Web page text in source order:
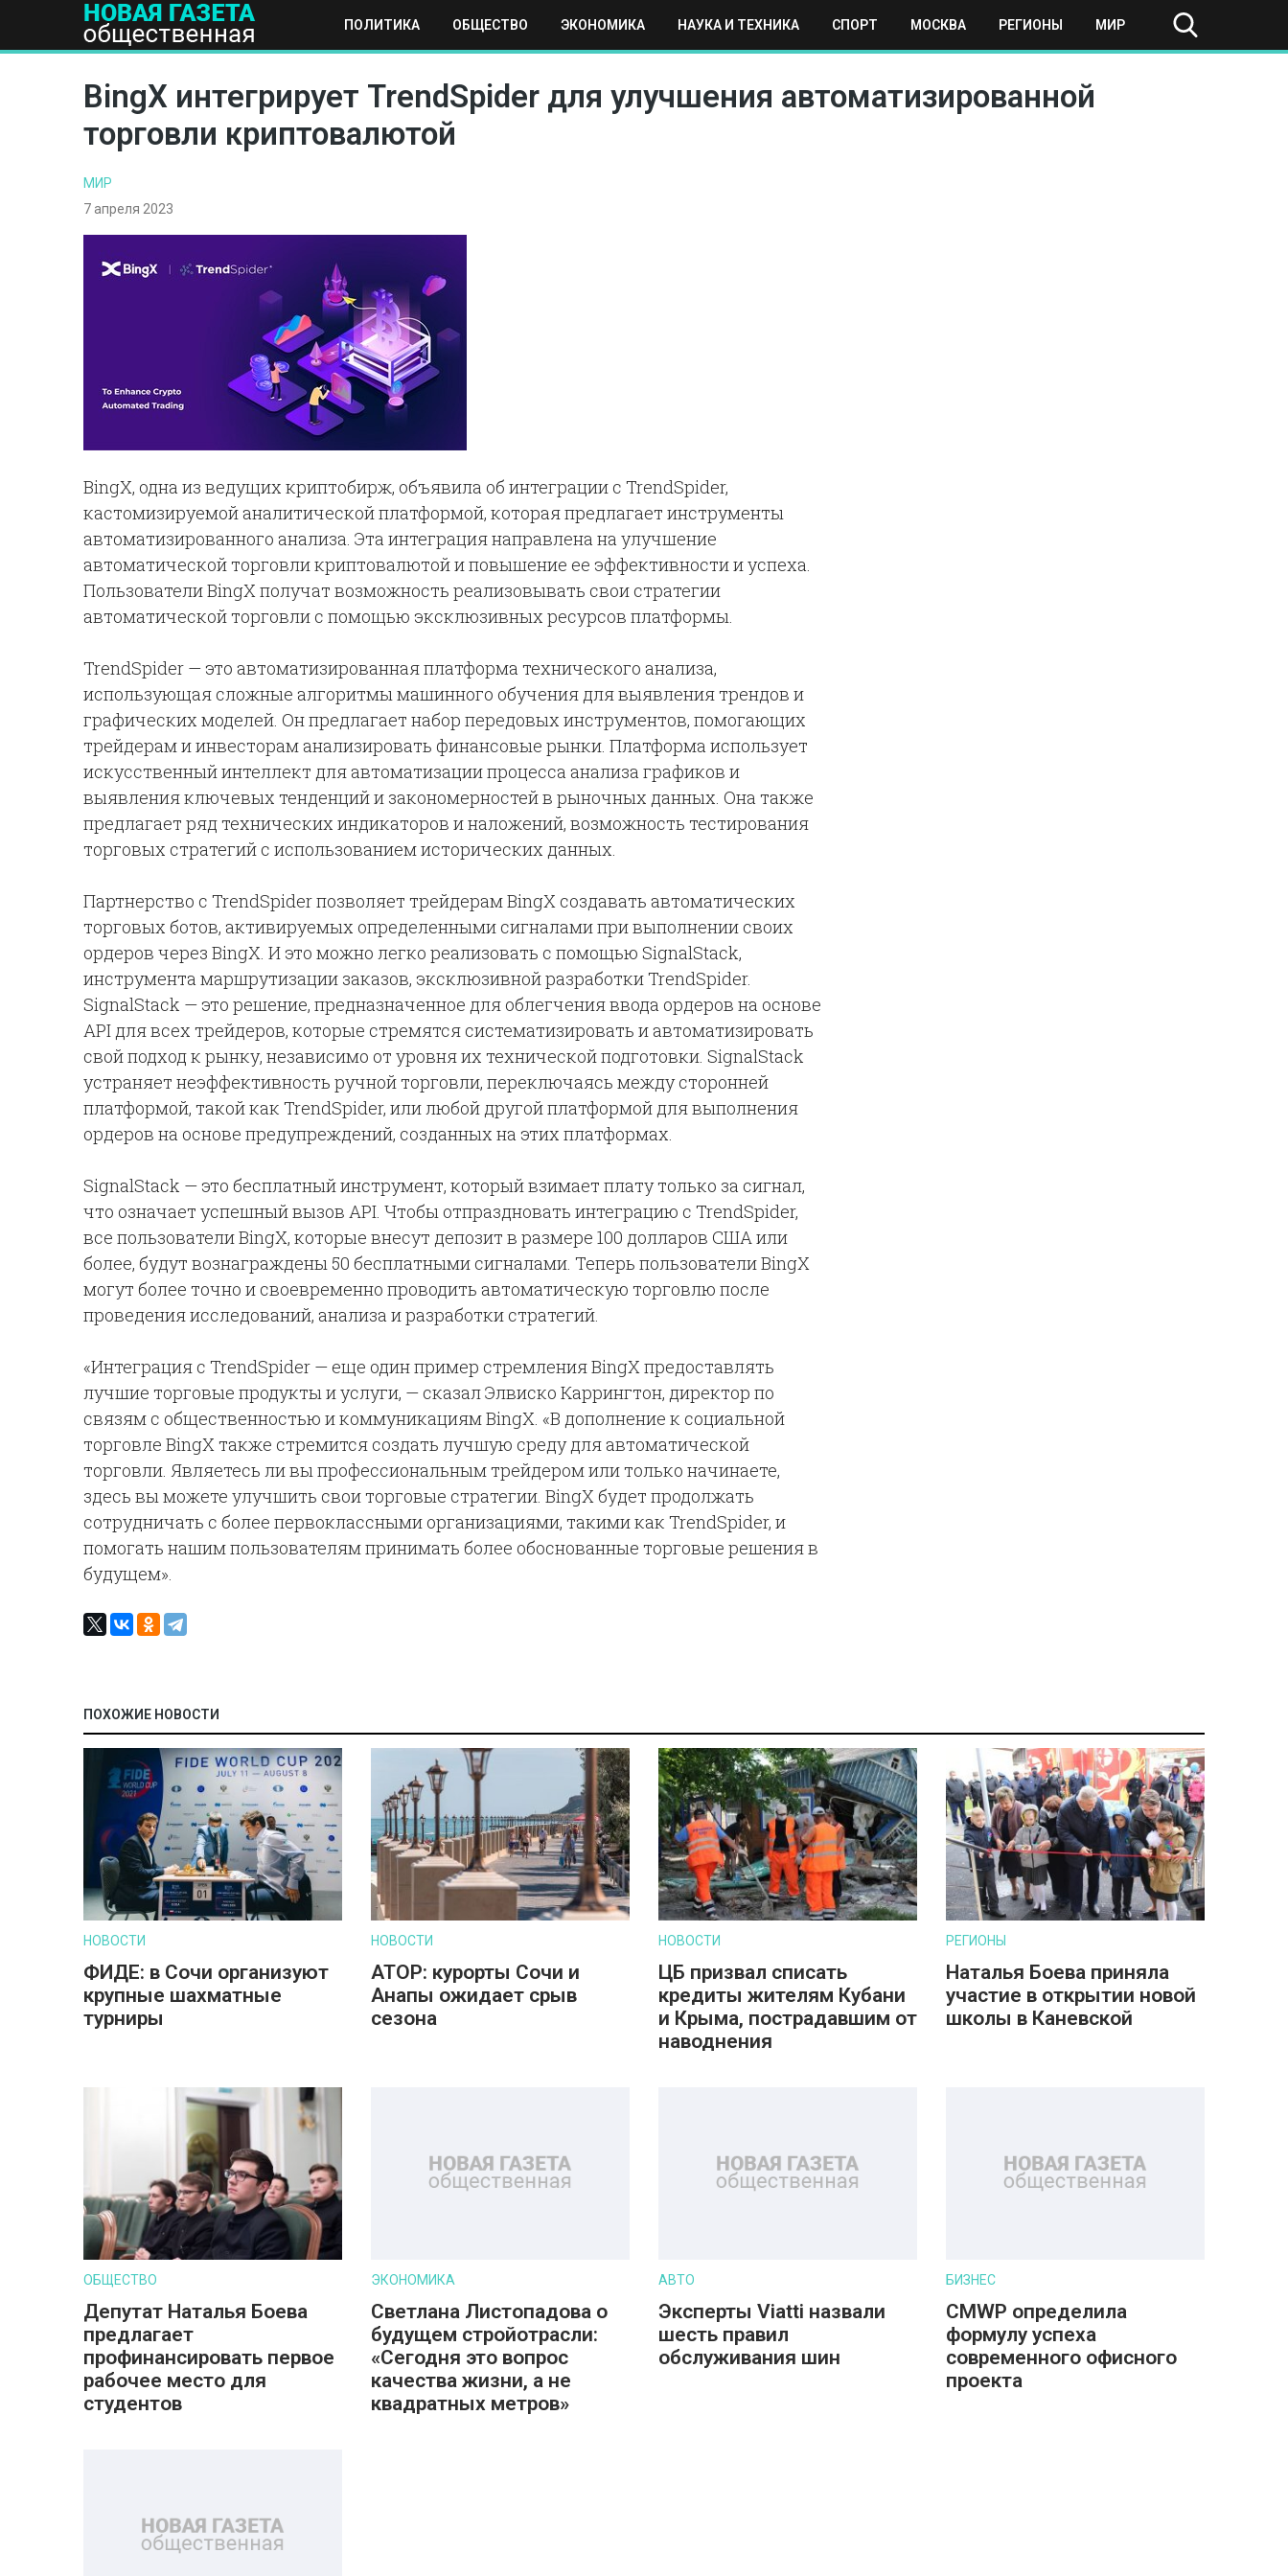
ПОЛИТИКА ОБЩЕСТВО ЭКОНОМИКА НАУКА И ТЕХНИКА СПОРТ МОСКВА РЕГИОНЫ МИР
ПОЛИТИКА ОБЩЕСТВО ЭКОНОМИКА НАУКА И ТЕХНИКА СПОРТ МОСКВА РЕГИОНЫ МИР
BingX интегрирует TrendSpider для улучшения автоматизированной
торговли криптовалютой
МИР
7 апреля 2023
BingX, одна из ведущих криптобирж, объявила об интеграции с TrendSpider,
кастомизируемой аналитической платформой, которая предлагает инструменты
автоматизированного анализа. Эта интеграция направлена на улучшение
автоматической торговли криптовалютой и повышение ее эффективности и успеха.
Пользователи BingX получат возможность реализовывать свои стратегии
автоматической торговли с помощью эксклюзивных ресурсов платформы.
TrendSpider — это автоматизированная платформа технического анализа,
использующая сложные алгоритмы машинного обучения для выявления трендов и
графических моделей. Он предлагает набор передовых инструментов, помогающих
трейдерам и инвесторам анализировать финансовые рынки. Платформа использует
искусственный интеллект для автоматизации процесса анализа графиков и
выявления ключевых тенденций и закономерностей в рыночных данных. Она также
предлагает ряд технических индикаторов и наложений, возможность тестирования
торговых стратегий с использованием исторических данных.
Партнерство с TrendSpider позволяет трейдерам BingX создавать автоматических
торговых ботов, активируемых определенными сигналами при выполнении своих
ордеров через BingX. И это можно легко реализовать с помощью SignalStack,
инструмента маршрутизации заказов, эксклюзивной разработки TrendSpider.
SignalStack — это решение, предназначенное для облегчения ввода ордеров на основе
API для всех трейдеров, которые стремятся систематизировать и автоматизировать
свой подход к рынку, независимо от уровня их технической подготовки. SignalStack
устраняет неэффективность ручной торговли, переключаясь между сторонней
платформой, такой как TrendSpider, или любой другой платформой для выполнения
ордеров на основе предупреждений, созданных на этих платформах.
SignalStack — это бесплатный инструмент, который взимает плату только за сигнал,
что означает успешный вызов API. Чтобы отпраздновать интеграцию с TrendSpider,
все пользователи BingX, которые внесут депозит в размере 100 долларов США или
более, будут вознаграждены 50 бесплатными сигналами. Теперь пользователи BingX
могут более точно и своевременно проводить автоматическую торговлю после
проведения исследований, анализа и разработки стратегий.
«Интеграция с TrendSpider — еще один пример стремления BingX предоставлять
лучшие торговые продукты и услуги, — сказал Элвиско Каррингтон, директор по
связям с общественностью и коммуникациям BingX. «В дополнение к социальной
торговле BingX также стремится создать лучшую среду для автоматической
торговли. Являетесь ли вы профессиональным трейдером или только начинаете,
здесь вы можете улучшить свои торговые стратегии. BingX будет продолжать
сотрудничать с более первоклассными организациями, такими как TrendSpider, и
помогать нашим пользователям принимать более обоснованные торговые решения в
будущем».
ПОХОЖИЕ НОВОСТИ
НОВОСТИ
ФИДЕ: в Сочи организуют
крупные шахматные
турниры
НОВОСТИ
АТОР: курорты Сочи и
Анапы ожидает срыв
сезона
НОВОСТИ
ЦБ призвал списать
кредиты жителям Кубани
и Крыма, пострадавшим от
наводнения
РЕГИОНЫ
Наталья Боева приняла
участие в открытии новой
школы в Каневской
ОБЩЕСТВО
Депутат Наталья Боева
предлагает
профинансировать первое
рабочее место для
студентов
ЭКОНОМИКА
Светлана Листопадова о
будущем стройотрасли:
«Сегодня это вопрос
качества жизни, а не
квадратных метров»
АВТО
Эксперты Viatti назвали
шесть правил
обслуживания шин
БИЗНЕС
CMWP определила
формулу успеха
современного офисного
проекта